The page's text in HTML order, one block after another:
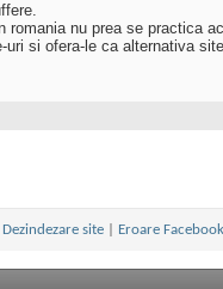
nu prea se practica
si ofera-le ca alternativa
Dezindezare site Eroare